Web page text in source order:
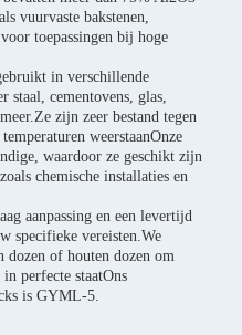
vuurvaste bakstenen,
toepassingen bij hoge
in verschillende
staal, cementovens, glas,
zijn zeer bestand tegen
weerstaanOnze
waardoor ze geschikt zijn
chemische installaties en
aanpassing en een levertijd
specifieke vereisten.We
dozen of houten dozen om
perfecte staatOns
is GYML-5.